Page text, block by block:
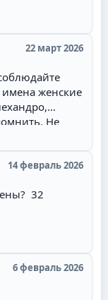
Привлек сам
респект
сюжетного
Потом
и герой, как
он может
к
При этом
замуж
но в постель
22 март 2026
имена женские
Не
ухо!
а женские,
14 февраль 2026
32
6 февраль 2026